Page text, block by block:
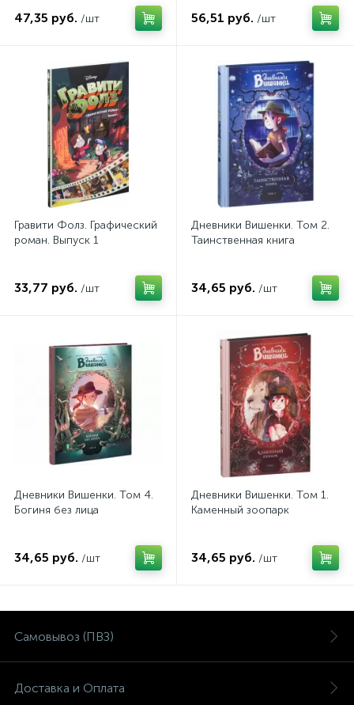
47,35 руб. /шт 56,51 руб. /шт
Гравити Фолз. Графический
роман. Выпуск 1
33,77 руб. /шт
Дневники Вишенки. Том 2.
Таинственная книга
34,65 руб. /шт
Дневники Вишенки. Том 4.
Богиня без лица
34,65 руб. /шт
Дневники Вишенки. Том 1.
Каменный зоопарк
34,65 руб. /шт
Самовывоз (ПВЗ)
Доставка и Оплата